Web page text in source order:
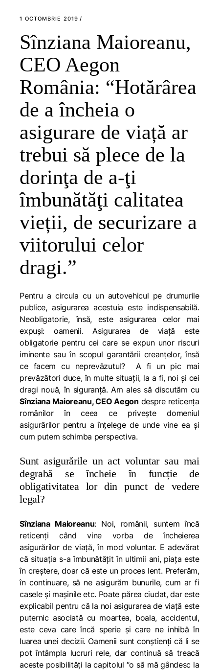
1 OCTOMBRIE 2019
Sînziana Maioreanu,
CEO Aegon
România: “Hotărârea
de a încheia o
asigurare de viață ar
trebui să plece de la
dorinţa de a-ţi
îmbunătăţi calitatea
vieții, de securizare a
viitorului celor
dragi.”
Pentru a circula cu un autovehicul pe drumurile
publice, asigurarea acestuia este indispensabilă.
Neobligatorie, însă, este asigurarea celor mai
expuși: oamenii. Asigurarea de viață este
obligatorie pentru cei care se expun unor riscuri
iminente sau în scopul garantării creanțelor, însă
ce facem cu neprevăzutul? A fi un pic mai
prevăzători duce, în multe situații, la a fi, noi și cei
dragi nouă, în siguranță. Am ales să discutăm cu
Sînziana Maioreanu, CEO Aegon despre reticența
românilor în ceea ce privește domeniul
asigurărilor pentru a înțelege de unde vine ea și
cum putem schimba perspectiva.
Sunt asigurările un act voluntar sau mai
degrabă se încheie în funcție de
obligativitatea lor din punct de vedere
legal?
Sînziana Maioreanu: Noi, românii, suntem încă
reticenți când vine vorba de încheierea
asigurărilor de viață, în mod voluntar. E adevărat
că situația s-a îmbunătățit în ultimii ani, piața este
în creștere, doar că este un proces lent. Preferăm,
în continuare, să ne asigurăm bunurile, cum ar fi
casele şi mașinile etc. Poate părea ciudat, dar este
explicabil pentru că la noi asigurarea de viață este
puternic asociată cu moartea, boala, accidentul,
este ceva care încă sperie și care ne inhibă în
luarea unei decizii. Oamenii sunt conștienți că li se
pot întâmpla lucruri rele, dar continuă să treacă
aceste posibilităţi la capitolul “o să mă gândesc la